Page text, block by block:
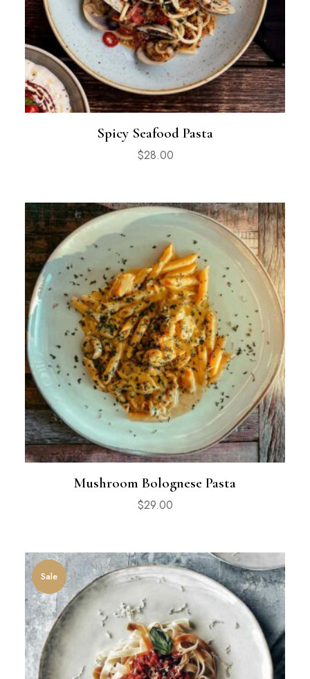
Spicy Seafood Pasta
$28.00
Mushroom Bolognese Pasta
$29.00
Sale